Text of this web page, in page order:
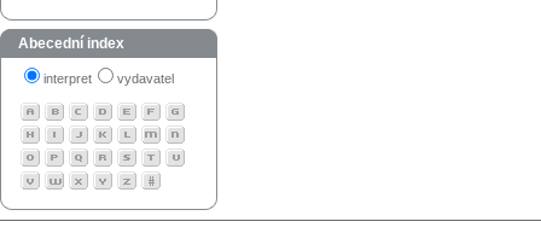
Abecední index
interpret vydavatel